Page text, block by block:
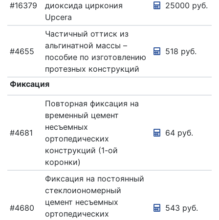
#16379
диоксида циркония
Upcera
25000 руб.
#4655
Частичный оттиск из
альгинатной массы –
пособие по изготовлению
протезных конструкций
518 руб.
Фиксация
#4681
Повторная фиксация на
временный цемент
несъемных
ортопедических
конструкций (1-ой
коронки)
64 руб.
#4680
Фиксация на постоянный
стеклоиономерный
цемент несъемных
ортопедических
543 руб.